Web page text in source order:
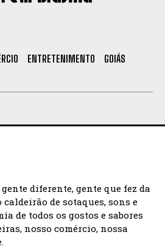
ENTRETENIMENTO
GOIÁS
diferente, gente que fez da
de sotaques, sons e
de todos os gostos e sabores
nosso comércio, nossa